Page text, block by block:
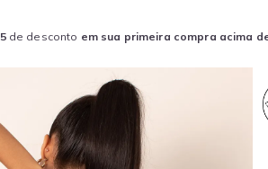
de desconto em sua primeira compra acima